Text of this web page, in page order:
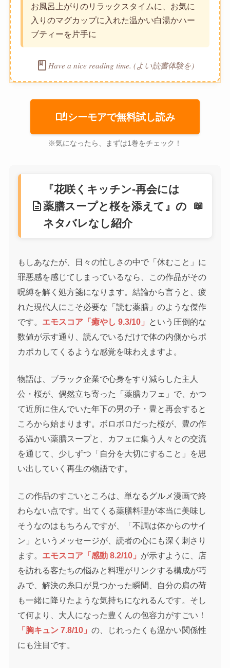
お風呂上がりのリラックスタイムに、お気に
入りのマグカップに入れた温かい白湯かハー
ブティーを片手に
book Have a nice reading time. (よい読書体験を)
auto_storiesシーモアで無料試し読み
※気になったら、まずは1巻をチェック！
description
『花咲くキッチン-再会には
薬膳スープと桜を添えて』の
ネタバレなし紹介
もしあなたが、日々の忙しさの中で「休むこと」に
罪悪感を感じてしまっているなら、この作品がその
呪縛を解く処方箋になります。結論から言うと、疲
れた現代人にこそ必要な「読む薬膳」のような傑作
です。 エモスコア「癒やし 9.3/10」
という圧倒的な
数値が示す通り、読んでいるだけで体の内側からポ
カポカしてくるような感覚を味わえますよ。
物語は、ブラック企業で心身をすり減らした主人
公・桜が、偶然立ち寄った「薬膳カフェ」で、かつ
て近所に住んでいた年下の男の子・豊と再会すると
ころから始まります。ボロボロだった桜が、豊の作
る温かい薬膳スープと、カフェに集う人々との交流
を通じて、少しずつ「自分を大切にすること」を思
い出していく再生の物語です。
この作品のすごいところは、単なるグルメ漫画で終
わらない点です。出てくる薬膳料理が本当に美味し
そうなのはもちろんですが、「不調は体からのサイ
ン」というメッセージが、読者の心にも深く刺さり
ます。 エモスコア「感動 8.2/10」 が示すように、店
を訪れる客たちの悩みと料理がリンクする構成が巧
みで、解決の糸口が見つかった瞬間、自分の肩の荷
も一緒に降りたような気持ちになれるんです。そし
て何より、大人になった豊くんの包容力がすごい！
「胸キュン 7.8/10」の、じれったくも温かい関係性
にも注目です。